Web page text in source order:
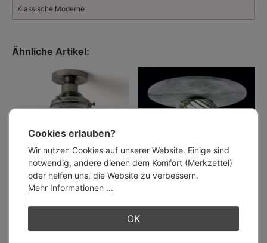
Klassische Moderne
Ähnliche Artikel:
Kugel-Deckenleuchte mit
ab 669,00 €
Cookies erlauben?
Wir nutzen Cookies auf unserer Website. Einige sind
notwendig, andere dienen dem Komfort (Merkzettel)
oder helfen uns, die Website zu verbessern.
Mehr Informationen ...
OK